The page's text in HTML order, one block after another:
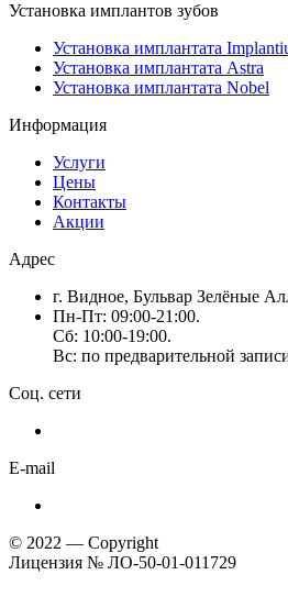
Установка имплантов зубов
Установка имплантата
Установка имплантата Astra
Установка имплантата Nobel
Информация
Услуги
Цены
Контакты
Акции
Адрес
г. Видное, Бульвар Зелёные
Пн-Пт: 09:00-21:00.
Сб: 10:00-19:00.
Вс: по предварительной
Соц. сети
E-mail
© 2022 — Copyright
Лицензия № ЛО-50-01-011729